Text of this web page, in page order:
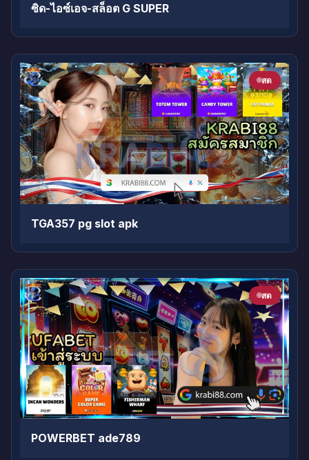
ซิด-ไอซ์เอจ-สล็อต G SUPER
สด
TGA357 pg slot apk
สด
POWERBET ade789